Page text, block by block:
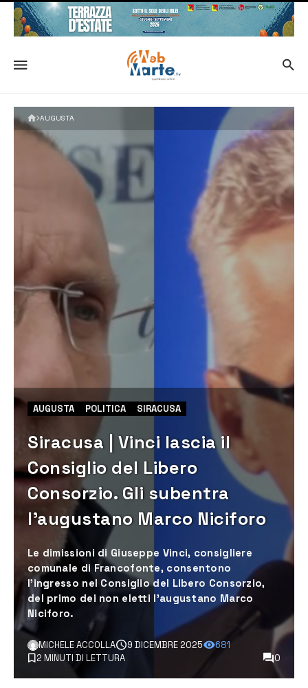
AUGUSTA
AUGUSTA POLITICA SIRACUSA
Siracusa | Vinci lascia il
Consiglio del Libero
Consorzio. Gli subentra
l’augustano Marco Niciforo
Le dimissioni di Giuseppe Vinci, consigliere
comunale di Francofonte, consentono
l’ingresso nel Consiglio del Libero Consorzio,
del primo dei non eletti l’augustano Marco
Niciforo.
MICHELE ACCOLLA 9 DICEMBRE 2025
681
2 MINUTI DI LETTURA
0